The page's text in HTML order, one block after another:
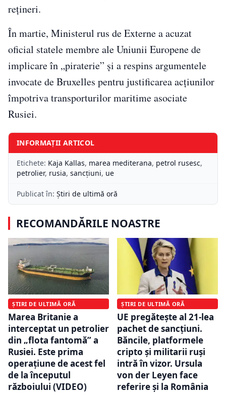
rețineri.
În martie, Ministerul rus de Externe a acuzat
oficial statele membre ale Uniunii Europene de
implicare în „piraterie” și a respins argumentele
invocate de Bruxelles pentru justificarea acțiunilor
împotriva transporturilor maritime asociate
Rusiei.
INFORMAȚII ARTICOL
Etichete: Kaja Kallas, marea mediterana, petrol rusesc,
petrolier, rusia, sancțiuni, ue
Publicat în: Știri de ultimă oră
RECOMANDĂRILE NOASTRE
ȘTIRI DE ULTIMĂ ORĂ
Marea Britanie a
interceptat un petrolier
din „flota fantomă” a
Rusiei. Este prima
operațiune de acest fel
de la începutul
războiului (VIDEO)
ȘTIRI DE ULTIMĂ ORĂ
UE pregătește al 21-lea
pachet de sancțiuni.
Băncile, platformele
cripto și militarii ruși
intră în vizor. Ursula
von der Leyen face
referire și la România